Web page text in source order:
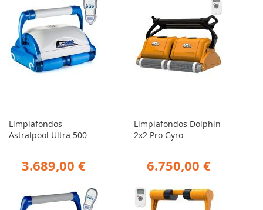
Limpiafondos
Astralpool Ultra 500
3.689,00 €
Limpiafondos Dolphin
2x2 Pro Gyro
6.750,00 €